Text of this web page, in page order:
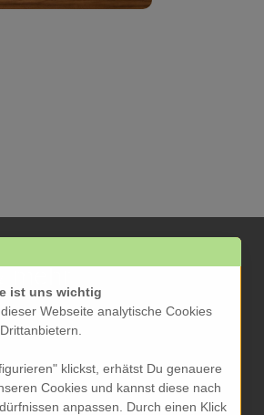
ist uns wichtig
Webseite analytische Cookies
klickst, erhätst Du genauere
Cookies und kannst diese nach
anpassen. Durch einen Klick